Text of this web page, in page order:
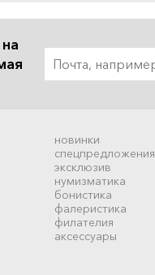
новинки
спецпредложения
эксклюзив
нумизматика
бонистика
фалеристика
филателия
аксессуары